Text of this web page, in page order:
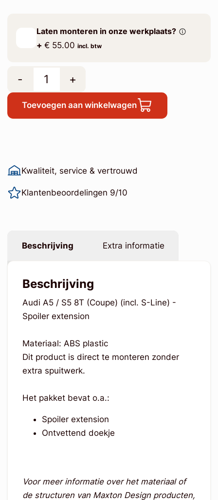
Laten monteren in onze werkplaats?
+ € 55.00 incl. btw
- +
Toevoegen aan winkelwagen
Kwaliteit, service & vertrouwd
Klantenbeoordelingen 9/10
Beschrijving Extra informatie
Beschrijving
Audi A5 / S5 8T (Coupe) (incl. S-Line) -
Spoiler extension
Materiaal: ABS plastic
Dit product is direct te monteren zonder
extra spuitwerk.
Het pakket bevat o.a.:
Spoiler extension
Ontvettend doekje
Voor meer informatie over het materiaal of
de structuren van Maxton Design producten,